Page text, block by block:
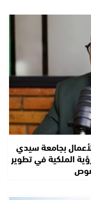
بجامعة سيدي
الملكية في تطوير